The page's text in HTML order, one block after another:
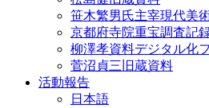
笹木繁男氏主宰現代美
京都府寺院重宝調査記
柳澤孝資料デジタル化
菅沼貞三旧蔵資料
活動報告
日本語